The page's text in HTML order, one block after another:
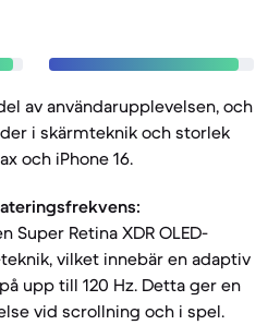
av användarupplevelsen, och
i skärmteknik och storlek
och iPhone 16.
Super Retina XDR OLED-
vilket innebär en adaptiv
upp till 120 Hz. Detta ger en
vid scrollning och i spel.